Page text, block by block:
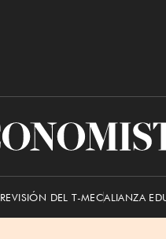
El
REVISIÓN DEL T-MECALIANZA